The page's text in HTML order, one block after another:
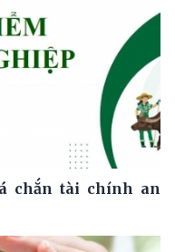
chắn tài chính an